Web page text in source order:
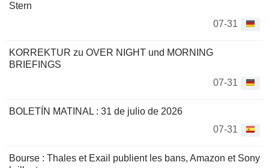
Stern
07-31
KORREKTUR zu OVER NIGHT und MORNING
BRIEFINGS
07-31
BOLETÍN MATINAL : 31 de julio de 2026
07-31
Bourse : Thales et Exail publient les bans, Amazon et Sony